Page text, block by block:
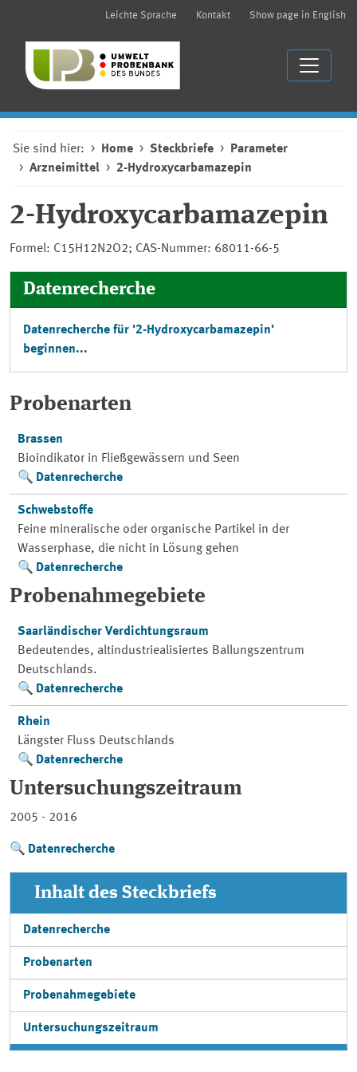
Leichte Sprache Kontakt Show page in English
Sie sind hier: Home Steckbriefe
Parameter
Arzneimittel
2-Hydroxycarbamazepin
2-Hydroxycarbamazepin
Formel: C15H12N2O2; CAS-Nummer: 68011-66-5
Datenrecherche
Datenrecherche für '2-Hydroxycarbamazepin'
beginnen...
Probenarten
Brassen
Bioindikator in Fließgewässern und Seen
Datenrecherche
Schwebstoffe
Feine mineralische oder organische Partikel in der
Wasserphase, die nicht in Lösung gehen
Datenrecherche
Probenahmegebiete
Saarländischer Verdichtungsraum
Bedeutendes, altindustriealisiertes Ballungszentrum
Deutschlands.
Datenrecherche
Rhein
Längster Fluss Deutschlands
Datenrecherche
Untersuchungszeitraum
2005 - 2016
Datenrecherche
Inhalt des Steckbriefs
Datenrecherche
Probenarten
Probenahmegebiete
Untersuchungszeitraum